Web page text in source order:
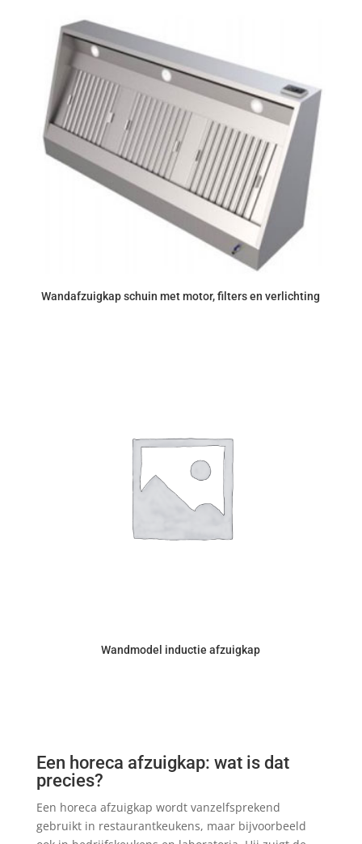
Wandafzuigkap schuin met motor, filters en verlichting
Wandmodel inductie afzuigkap
Een horeca afzuigkap: wat is dat
precies?
Een horeca afzuigkap wordt vanzelfsprekend
gebruikt in restaurantkeukens, maar bijvoorbeeld